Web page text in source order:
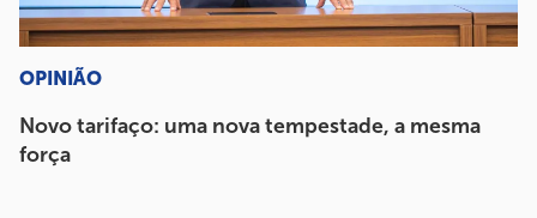
OPINIÃO
Novo tarifaço: uma nova tempestade, a mesma
força